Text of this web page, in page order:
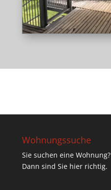
Wohnungssuche
Sie suchen eine Wohnung?
Dann sind Sie hier richtig.